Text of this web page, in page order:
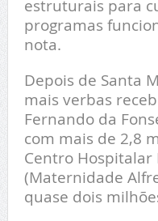
estruturais para
programas
nota.
Depois de Santa
mais verbas
Fernando da
com mais de 2,8
Centro Hospitalar
(Maternidade
quase dois